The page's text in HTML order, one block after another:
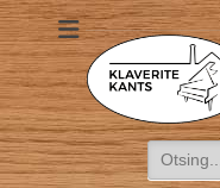
Kindlus teie kõrvale!
Search
for: